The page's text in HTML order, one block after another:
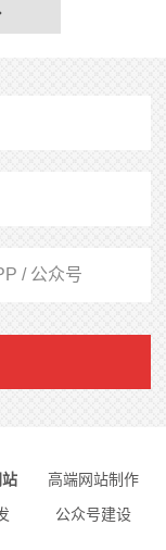
高端网站制作
公众号建设